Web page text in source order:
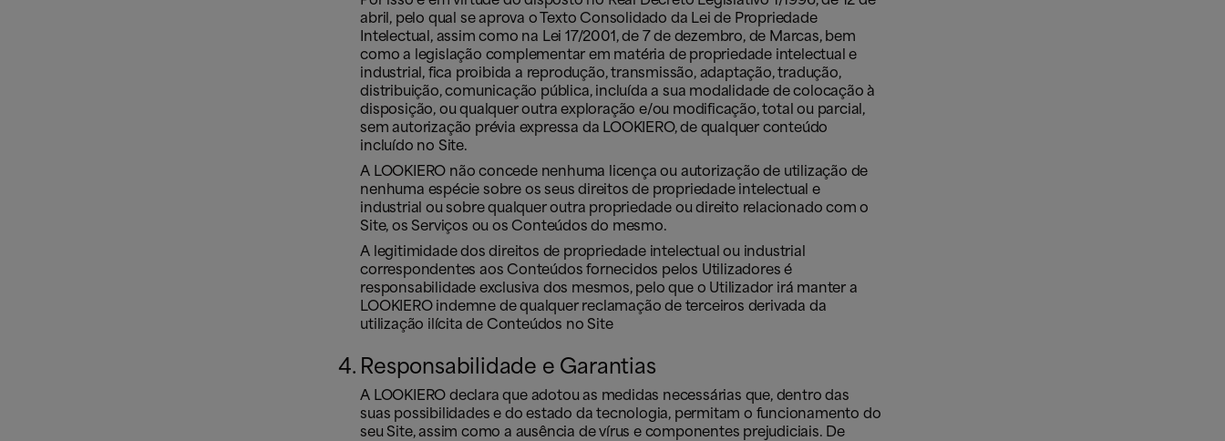
abril, pelo qual se aprova o Texto Consolidado da Lei de Propriedade
Intelectual, assim como na Lei 17/2001, de 7 de dezembro, de Marcas, bem
como a legislação complementar em matéria de propriedade intelectual e
industrial, fica proibida a reprodução, transmissão, adaptação, tradução,
distribuição, comunicação pública, incluída a sua modalidade de colocação à
disposição, ou qualquer outra exploração e/ou modificação, total ou parcial,
sem autorização prévia expressa da LOOKIERO, de qualquer conteúdo
incluído no Site.
A LOOKIERO não concede nenhuma licença ou autorização de utilização de
nenhuma espécie sobre os seus direitos de propriedade intelectual e
industrial ou sobre qualquer outra propriedade ou direito relacionado com o
Site, os Serviços ou os Conteúdos do mesmo.
A legitimidade dos direitos de propriedade intelectual ou industrial
correspondentes aos Conteúdos fornecidos pelos Utilizadores é
responsabilidade exclusiva dos mesmos, pelo que o Utilizador irá manter a
LOOKIERO indemne de qualquer reclamação de terceiros derivada da
utilização ilícita de Conteúdos no Site
Responsabilidade e Garantias
A LOOKIERO declara que adotou as medidas necessárias que, dentro das
suas possibilidades e do estado da tecnologia, permitam o funcionamento do
seu Site, assim como a ausência de vírus e componentes prejudiciais. De